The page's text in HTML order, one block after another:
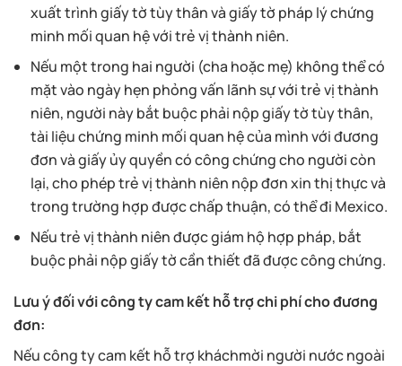
xuất trình giấy tờ tùy thân và giấy tờ pháp lý chứng
minh mối quan hệ với trẻ vị thành niên.
Nếu một trong hai người (cha hoặc mẹ) không thể có
mặt vào ngày hẹn phỏng vấn lãnh sự với trẻ vị thành
niên, người này bắt buộc phải nộp giấy tờ tùy thân,
tài liệu chứng minh mối quan hệ của mình với đương
đơn và giấy ủy quyền có công chứng cho người còn
lại, cho phép trẻ vị thành niên nộp đơn xin thị thực và
trong trường hợp được chấp thuận, có thể đi Mexico.
Nếu trẻ vị thành niên được giám hộ hợp pháp, bắt
buộc phải nộp giấy tờ cần thiết đã được công chứng.
Lưu ý đối với công ty cam kết hỗ trợ chi phí cho đương
đơn:
Nếu công ty cam kết hỗ trợ kháchmời người nước ngoài